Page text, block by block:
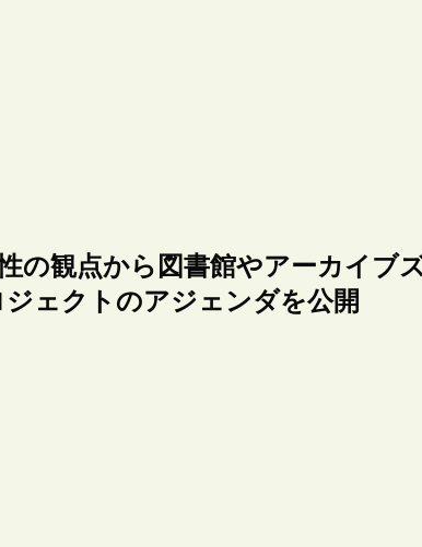
の観点から図書館やアーカイブ
ェクトのアジェンダを公開